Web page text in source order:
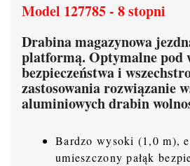
Model 127785 - 8 stopni
Drabina magazynowa
platformą. Optymalne pod
bezpieczeństwa i
zastosowania rozwiązanie
aluminiowych drabin
Bardzo wysoki (1,0 m),
umieszczony pałąk